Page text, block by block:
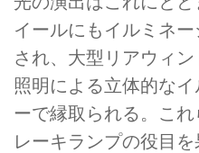
イールにもイルミネ
され、大型リアウィ
照明による立体的な
ーで縁取られる。こ
レーキランプの役目